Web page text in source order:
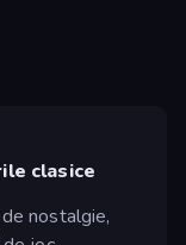
clasice
nostalgie,